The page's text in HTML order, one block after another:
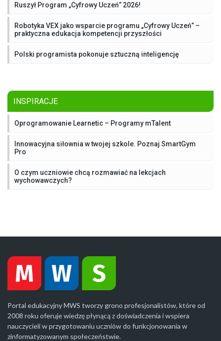
Ruszył Program „Cyfrowy Uczeń” 2026!
Robotyka VEX jako wsparcie programu „Cyfrowy Uczeń” –
praktyczna edukacja kompetencji przyszłości
Polski programista pokonuje sztuczną inteligencję
INSPIRACJE
Oprogramowanie Learnetic – Programy mTalent
Innowacyjna siłownia w twojej szkole. Poznaj SmartGym
Pro
O czym uczniowie chcą rozmawiać na lekcjach
wychowawczych?
Portal edukacyjny MWS tworzy grono profesjonalistów, które od
2008 roku oferuje wiedzę płynącą z doświadczenia i wspiera
nauczycieli w przygotowaniu uczniów do funkcjonowania w
zinformatyzowanym społeczeństwie.